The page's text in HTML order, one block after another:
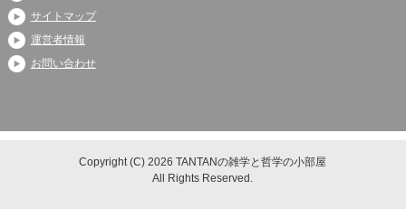
サイトマップ
運営者情報
お問い合わせ
Copyright (C) 2026 TANTANの雑学と哲学の小部屋
All Rights Reserved.